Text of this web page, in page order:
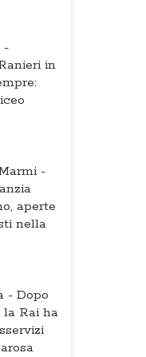
-
in
-
aperte
nella
- Dopo
Rai ha